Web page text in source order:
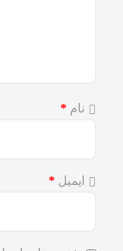
نام *
ایمیل *